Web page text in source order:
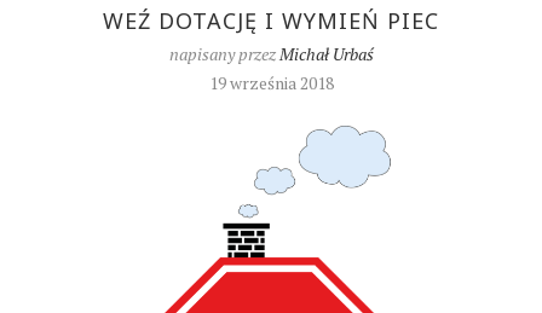
WEŹ DOTACJĘ I WYMIEŃ PIEC
napisany przezMichał Urbaś
19 września 2018